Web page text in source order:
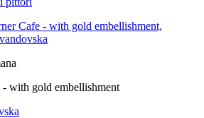
- with gold embellishment